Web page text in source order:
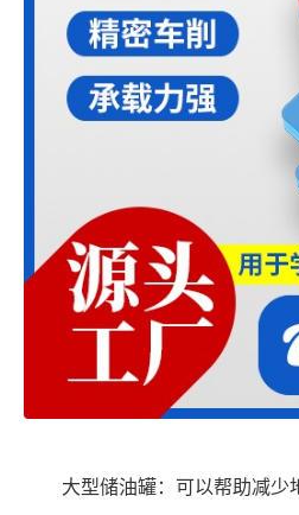
大型储油罐：可以帮助减少